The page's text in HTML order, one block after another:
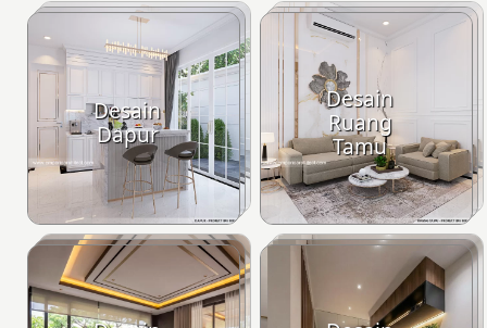
Desain
Dapur
Desain
Ruang
Tamu